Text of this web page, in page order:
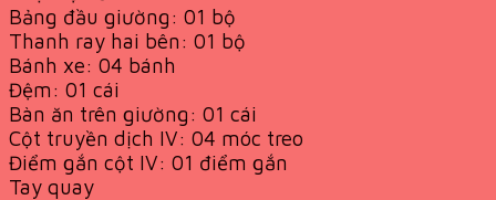
Bảng đầu giường: 01 bộ
Thanh ray hai bên: 01 bộ
Bánh xe: 04 bánh
Đệm: 01 cái
Bàn ăn trên giường: 01 cái
Cột truyền dịch IV: 04 móc treo
Điểm gắn cột IV: 01 điểm gắn
Tay quay